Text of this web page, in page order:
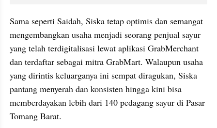
Sama seperti Saidah, Siska tetap optimis dan semangat
mengembangkan usaha menjadi seorang penjual sayur
yang telah terdigitalisasi lewat aplikasi GrabMerchant
dan terdaftar sebagai mitra GrabMart. Walaupun usaha
yang dirintis keluarganya ini sempat diragukan, Siska
pantang menyerah dan konsisten hingga kini bisa
memberdayakan lebih dari 140 pedagang sayur di Pasar
Tomang Barat.